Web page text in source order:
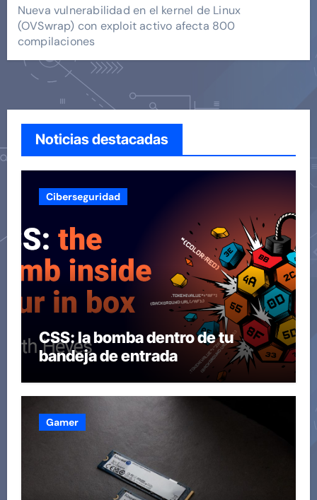
Nueva vulnerabilidad en el kernel de Linux
(OVSwrap) con exploit activo afecta 800
compilaciones
Noticias destacadas
Ciberseguridad
CSS: la bomba dentro de tu
bandeja de entrada
Gamer